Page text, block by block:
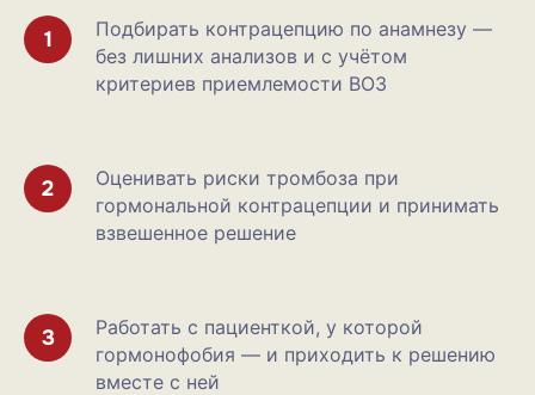
Подбирать контрацепцию по анамнезу —
без лишних анализов и с учётом
критериев приемлемости ВОЗ
Оценивать риски тромбоза при
гормональной контрацепции и принимать
взвешенное решение
Работать с пациенткой, у которой
гормонофобия — и приходить к решению
вместе с ней